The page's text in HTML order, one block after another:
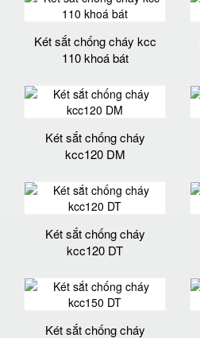
Két sắt chống cháy kcc
110 khoá bát
Két sắt chống cháy
kcc120 DM
Két sắt chống cháy
kcc120 DT
Két sắt chống cháy